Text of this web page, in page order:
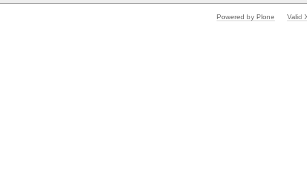
Powered by Plone Valid